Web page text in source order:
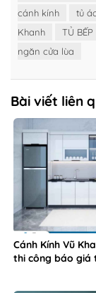
cánh kính
tủ
Khanh
TỦ BẾP
ngăn cửa lùa
Bài viết liên
Cánh Kính Vũ
thi công báo giá